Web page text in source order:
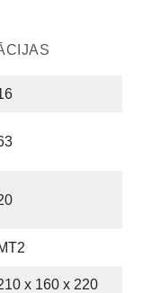
x 160 x 220